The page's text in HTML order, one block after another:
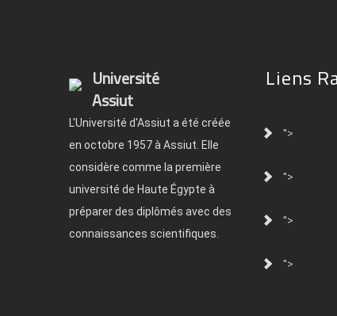
Université
Assiut
L'Université d'Assiut a été créée
en octobre 1957 à Assiut. Elle
considère comme la première
université de Haute Égypte à
préparer des diplômés avec des
connaissances scientifiques.
Liens
">
">
">
">